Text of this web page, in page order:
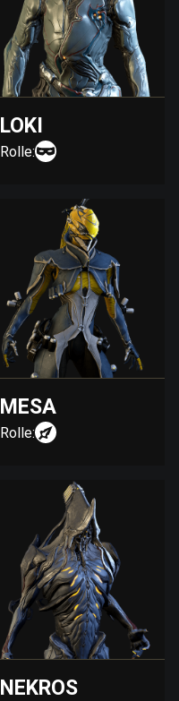
LOKI
Rolle:
MESA
Rolle:
NEKROS